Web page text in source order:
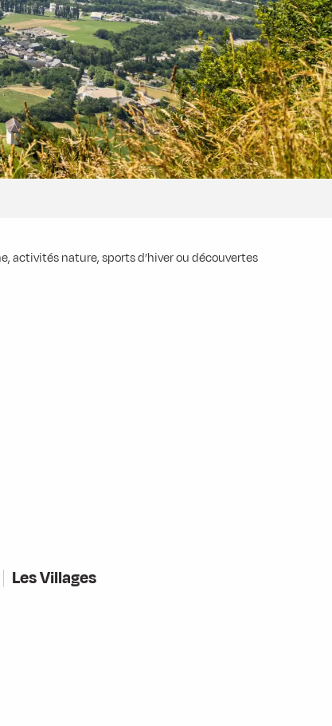
activités nature, sports d’hiver ou découvertes
Les Villages